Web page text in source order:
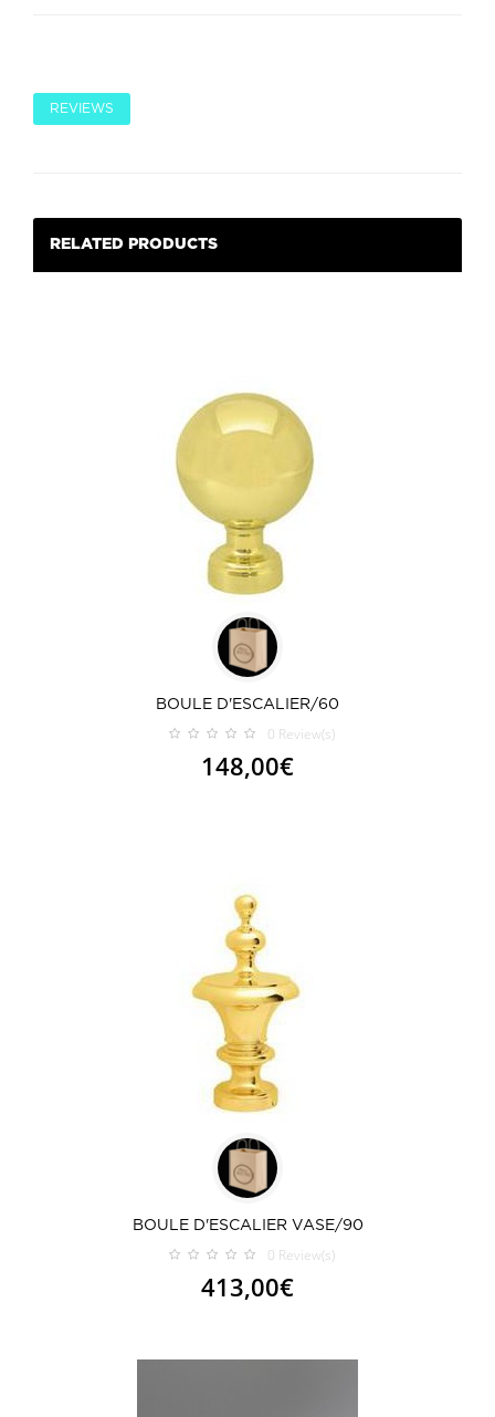
REVIEWS
RELATED PRODUCTS
BOULE D'ESCALIER/60
0 Review(s)
148,00€
BOULE D'ESCALIER VASE/90
0 Review(s)
413,00€